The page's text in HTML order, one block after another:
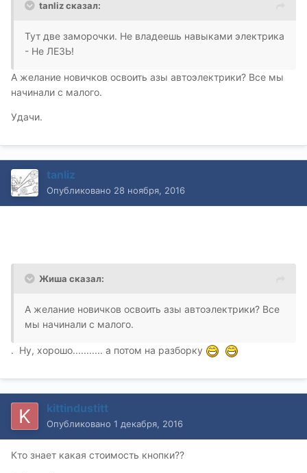
tanliz сказал:
Тут две заморочки. Не владеешь навыками электрика
- Не ЛЕЗЬ!
А желание новичков освоить азы автоэлектрики? Все мы
начинали с малого.
Удачи.
tanliz
Опубликовано 28 ноября, 2016
Жиша сказал:
А желание новичков освоить азы автоэлектрики? Все
мы начинали с малого.
. Ну, хорошо........... а потом на разборку
kittindustitt
Опубликовано 1 декабря, 2016
Кто знает какая стоимость кнопки??